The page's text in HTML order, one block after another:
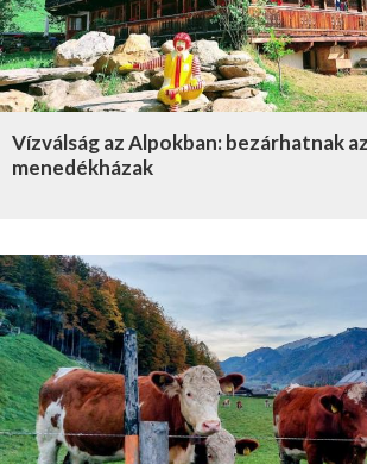
Vízválság az Alpokban: bezárhatnak
menedékházak